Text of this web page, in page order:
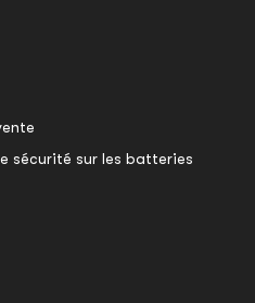
sécurité sur les batteries